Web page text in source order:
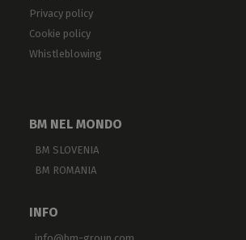
Privacy policy
Cookie policy
Whistleblowing
BM NEL MONDO
BM SLOVENIA
BM ROMANIA
INFO